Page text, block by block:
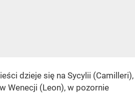
dzieje się na Sycylii (Camilleri),
Wenecji (Leon), w pozornie